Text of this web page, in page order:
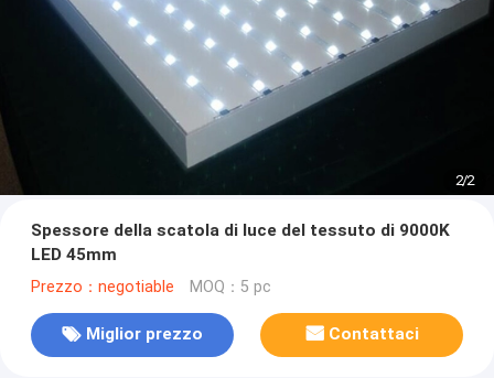
1/2
Spessore della scatola di luce del tessuto di 9000K
LED 45mm
Prezzo：negotiable MOQ：5 pc
Miglior prezzo Contattaci